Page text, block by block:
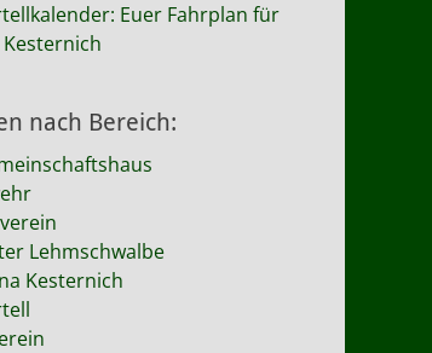
Euer Fahrplan für
nach Bereich:
Lehmschwalbe
Kesternich